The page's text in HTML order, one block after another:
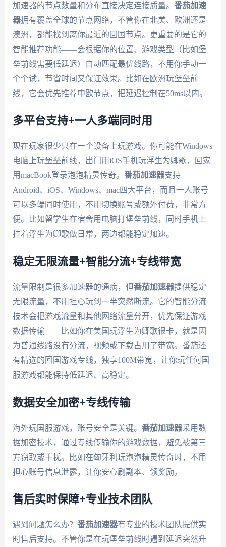
加速器的节点数量和分布直接决定连接质量。 番茄加速
器拥有覆盖全球的节点网络，不管你在北美、欧洲还是
澳洲，都能找到离你最近的回国节点。更重要的是它的
智能推荐功能——会根据你的位置、游戏类型（比如堡
垒前线需要低延迟）自动匹配最优线路，不用你手动一
个个试，节省时间又保证效果。比如在欧洲玩堡垒前
线，它会优先推荐中欧节点，把延迟控制在50ms以内。
多平台支持+一人多端同时用
现在玩家很少只在一个设备上玩游戏。你可能在Windows
电脑上玩堡垒前线，出门用iOS手机玩浮生为卿歌，回家
用macBook登录泡泡精灵传奇。 番茄加速器支持
Android、iOS、Windows、mac四大平台，而且一人账号
可以多端同时使用，不用切换账号或额外付费，非常方
便。比如留学生在宿舍用电脑打堡垒前线，同时手机上
挂着浮生为卿歌做日常，两边都能稳定加速。
稳定无限流量+智能分流+专线带宽
流量限制是很多加速器的通病，但番茄加速器提供稳定
无限流量，不用担心玩到一半突然断流。它的智能分流
技术会把游戏流量和其他网络流量分开，优先保证游戏
数据传输——比如你在美国玩浮生为卿歌很卡，就是因
为普通线路没有分流，视频或下载占用了带宽。番茄还
有精选的回国游戏专线，独享100M带宽，让你玩任何国
服游戏都能保持低延迟、高稳定。
数据安全加密+专线传输
海外玩国服游戏，账号安全是关键。 番茄加速器采用数
据加密技术，通过专线传输你的游戏数据，避免被第三
方窃取或干扰。比如在匈牙利玩泡泡精灵传奇时，不用
担心账号信息泄露，让你安心刷副本、领奖励。
售后实时保障+专业技术团队
遇到问题怎么办？ 番茄加速器有专业的技术团队提供实
时售后支持。不管你是在玩堡垒前线时遇到延迟突然升